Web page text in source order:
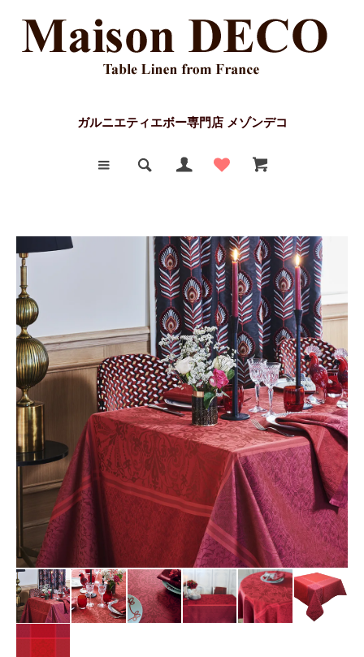
ガルニエティエボー専門店 メゾンデコ